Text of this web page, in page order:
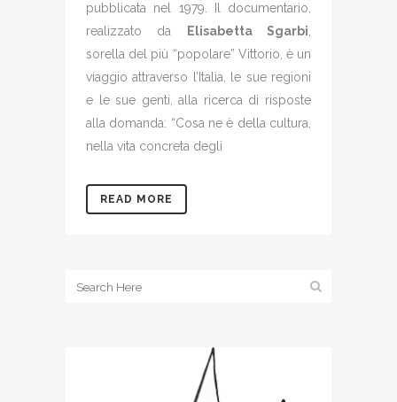
pubblicata nel 1979. Il documentario,
realizzato da
Elisabetta Sgarbi
sorella del più “popolare” Vittorio, è un
viaggio attraverso l’Italia, le sue regioni
e le sue genti, alla ricerca di risposte
alla domanda: “Cosa ne è della cultura,
nella vita concreta degli
READ MORE